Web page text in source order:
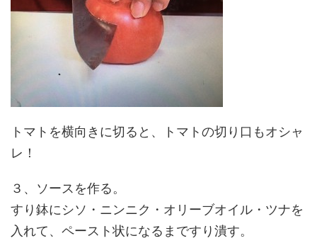
トマトを横向きに切ると、トマトの切り口もオシャ
レ！
３、ソースを作る。
すり鉢にシソ・ニンニク・オリーブオイル・ツナを
入れて、ペースト状になるまですり潰す。